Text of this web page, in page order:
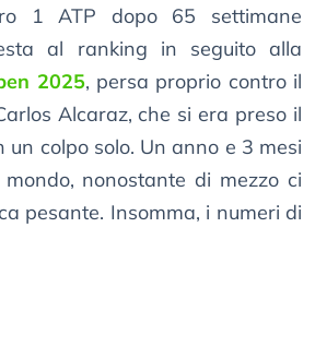
1 ATP dopo 65 settimane
al ranking in seguito alla
2025, persa proprio contro il
Alcaraz, che si era preso il
colpo solo. Un anno e 3 mesi
nonostante di mezzo ci
pesante. Insomma, i numeri di